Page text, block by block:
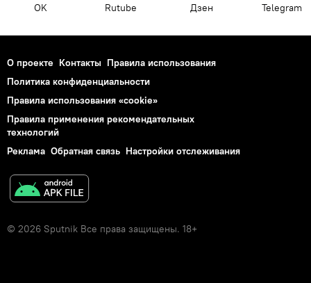
OK Rutube Дзен Telegram
О проекте Контакты Правила использования
Политика конфиденциальности
Правила использования «cookie»
Правила применения рекомендательных
технологий
Реклама Обратная связь Настройки отслеживания
© 2026 Sputnik Все права защищены. 18+